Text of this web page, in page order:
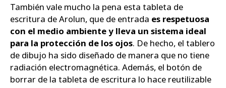
También vale mucho la pena esta tableta de
escritura de Arolun, que de entrada es respetuosa
con el medio ambiente y lleva un sistema ideal
para la protección de los ojos. De hecho, el tablero
de dibujo ha sido diseñado de manera que no tiene
radiación electromagnética. Además, el botón de
borrar de la tableta de escritura lo hace reutilizable